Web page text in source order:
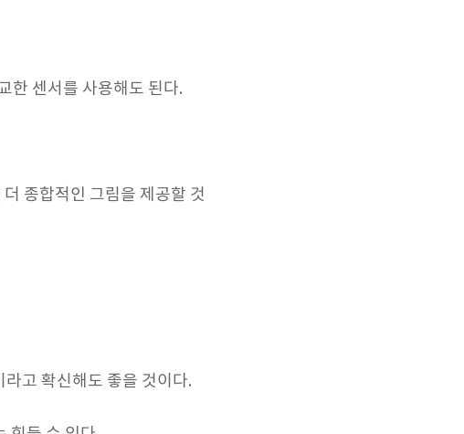
한 센서를 사용해도 된다.
종합적인 그림을 제공할 것
고 확신해도 좋을 것이다.